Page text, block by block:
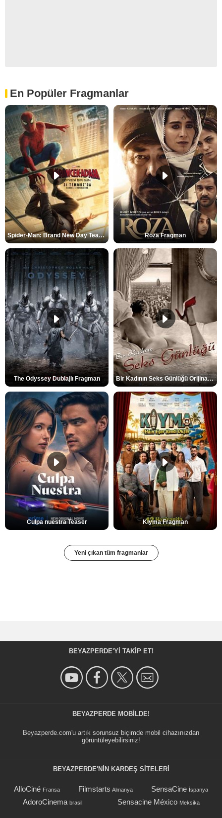
En Popüler Fragmanlar
Spider-Man: Brand New Day Teaser Roza Fragman
The Odyssey Dublajlı Fragman Bir Kadının Seks Günlüğü Orijinal Fragman
Culpa nuestra Teaser Kıyma Fragman
Yeni çıkan tüm fragmanlar
BEYAZPERDE'YI TAKIP ET!
BEYAZPERDE MOBILDE!
Beyazperde.com'u artık sorunsuz biçimde mobil cihazınızdan
görüntüleyebilirsiniz!
BEYAZPERDE'NIN KARDEŞ SİTELERİ
AlloCiné Fransa Filmstarts Almanya SensaCine İspanya
AdoroCinema brasil Sensacine México Meksika